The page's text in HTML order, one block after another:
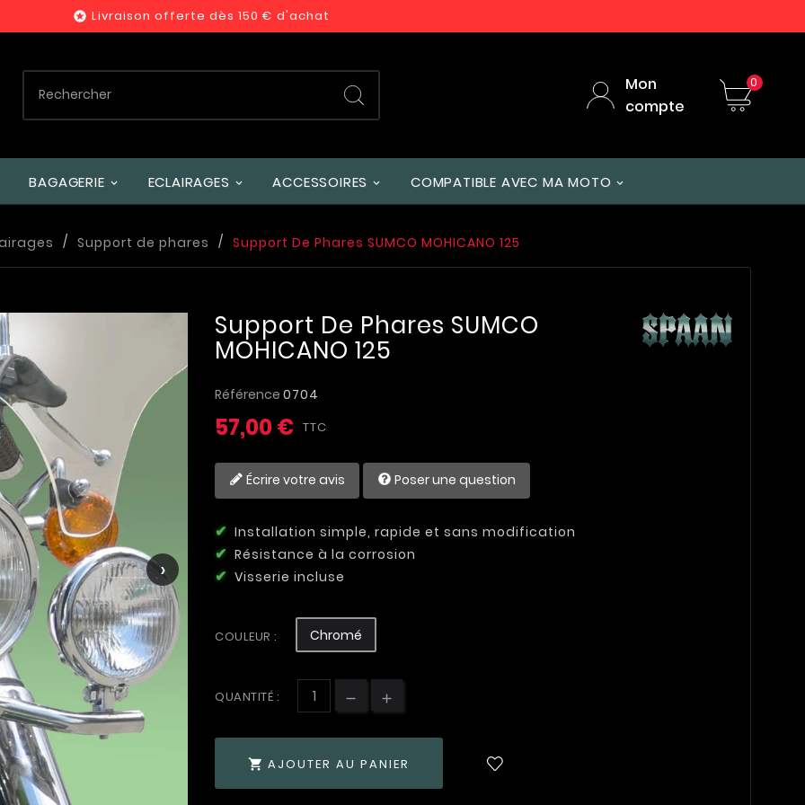
 Livraison offerte dès 150 € d'achat
Mon
compte
0
BAGAGERIE ECLAIRAGES ACCESSOIRES COMPATIBLE AVEC MA MOTO
Support de phares Support De Phares SUMCO MOHICANO 125
›
Support De Phares SUMCO
MOHICANO 125
Référence 0704
57,00 € TTC
Écrire votre avis Poser une question
Installation simple, rapide et sans modification
Résistance à la corrosion
Visserie incluse
COULEUR : Chromé
QUANTITÉ :
 AJOUTER AU PANIER